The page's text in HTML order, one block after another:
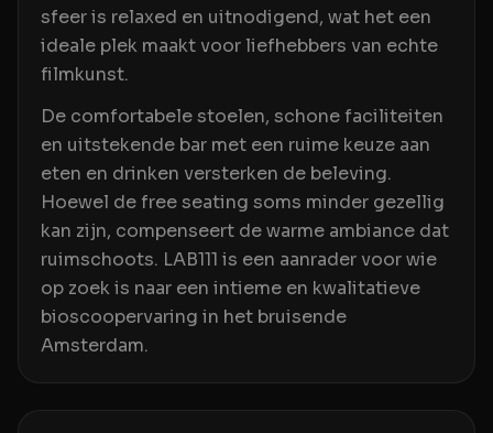
sfeer is relaxed en uitnodigend, wat het een
ideale plek maakt voor liefhebbers van echte
filmkunst.
De comfortabele stoelen, schone faciliteiten
en uitstekende bar met een ruime keuze aan
eten en drinken versterken de beleving.
Hoewel de free seating soms minder gezellig
kan zijn, compenseert de warme ambiance dat
ruimschoots. LAB111 is een aanrader voor wie
op zoek is naar een intieme en kwalitatieve
bioscoopervaring in het bruisende
Amsterdam.